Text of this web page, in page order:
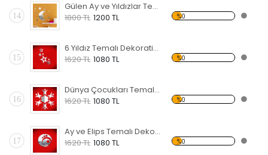
14
Gülen Ay ve Yıldızlar Temalı Dekoratif Kırılmaz Ayna
1800 TL 1200 TL %0
15
6 Yıldız Temalı Dekoratif Kırılmaz Ayna
1620 TL 1080 TL %0
16
Dünya Çocukları Temalı Dekoratif Kırılmaz Ayna
1620 TL 1080 TL %0
17
Ay ve Elips Temalı Dekoratif Kırılmaz Ayna
1620 TL 1080 TL %0